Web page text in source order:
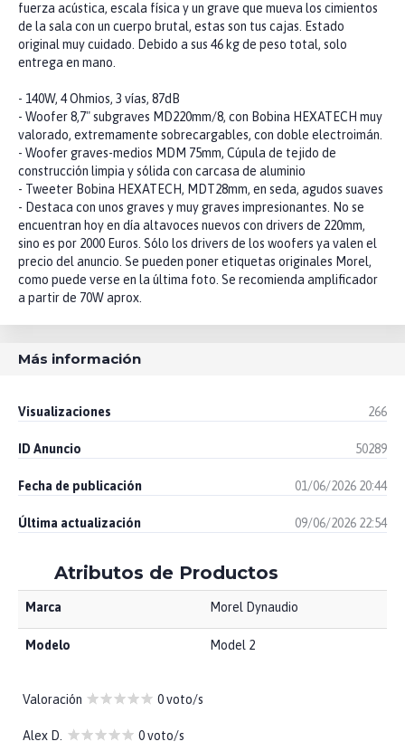
fuerza acústica, escala física y un grave que mueva los cimientos
de la sala con un cuerpo brutal, estas son tus cajas. Estado
original muy cuidado. Debido a sus 46 kg de peso total, solo
entrega en mano.
- 140W, 4 Ohmios, 3 vías, 87dB
- Woofer 8,7" subgraves MD220mm/8, con Bobina HEXATECH muy
valorado, extremamente sobrecargables, con doble electroimán.
- Woofer graves-medios MDM 75mm, Cúpula de tejido de
construcción limpia y sólida con carcasa de aluminio
- Tweeter Bobina HEXATECH, MDT28mm, en seda, agudos suaves
- Destaca con unos graves y muy graves impresionantes. No se
encuentran hoy en día altavoces nuevos con drivers de 220mm,
sino es por 2000 Euros. Sólo los drivers de los woofers ya valen el
precio del anuncio. Se pueden poner etiquetas originales Morel,
como puede verse en la última foto. Se recomienda amplificador
a partir de 70W aprox.
Más información
Visualizaciones 266
ID Anuncio 50289
Fecha de publicación 01/06/2026 20:44
Última actualización 09/06/2026 22:54
Atributos de Productos
Marca Morel Dynaudio
Modelo Model 2
Valoración 0 voto/s
Alex D. 0 voto/s